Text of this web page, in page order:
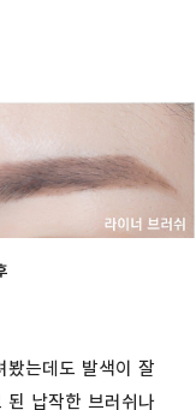
봤는데도 발색이 잘
된 납작한 브러쉬나